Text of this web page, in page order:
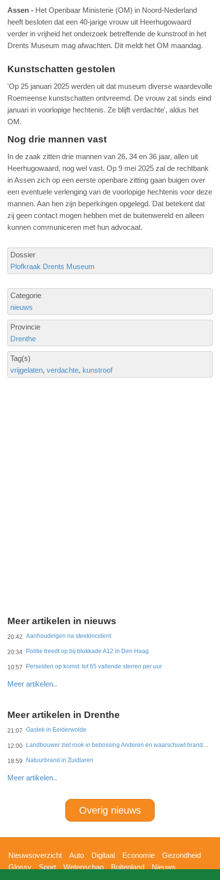
Assen
Het Openbaar Ministerie (OM) in Noord-Nederland
heeft besloten dat een 40-jarige vrouw uit Heerhugowaard
verder in vrijheid het onderzoek betreffende de kunstroof in het
Drents Museum mag afwachten. Dit meldt het OM maandag.
Kunstschatten gestolen
'Op 25 januari 2025 werden uit dat museum diverse waardevolle
Roemeense kunstschatten ontvreemd. De vrouw zat sinds eind
januari in voorlopige hechtenis. Ze blijft verdachte', aldus het
OM.
Nog drie mannen vast
In de zaak zitten drie mannen van 26, 34 en 36 jaar, allen uit
Heerhugowaard, nog wel vast. Op 9 mei 2025 zal de rechtbank
in Assen zich op een eerste openbare zitting gaan buigen over
een eventuele verlenging van de voorlopige hechtenis voor deze
mannen. Aan hen zijn beperkingen opgelegd. Dat betekent dat
zij geen contact mogen hebben met de buitenwereld en alleen
kunnen communiceren met hun advocaat.
Dossier
Plofkraak Drents Museum
Categorie
nieuws
Provincie
Drenthe
Tag(s)
vrijgelaten verdachte kunstroof
Meer artikelen in nieuws
20:42 Aanhoudingen na steekincident
20:34 Politie treedt op bij blokkade A12 in Den Haag
10:57 Perseïden op komst: tot 65 vallende sterren per uur
Meer artikelen..
Meer artikelen in Drenthe
21:07 Gaslek in Eelderwolde
12:00 Landbouwer ziet rook in bebossing Anderen en waarschuwt brandweer
18:59 Natuurbrand in Zuidlaren
Meer artikelen..
Overig nieuws
Hoofdnavigatie
Nieuwsoverzicht Auto Digitaal Economie
Gezondheid
Glossy
Sport Wetenschap Buitenland
Nieuws